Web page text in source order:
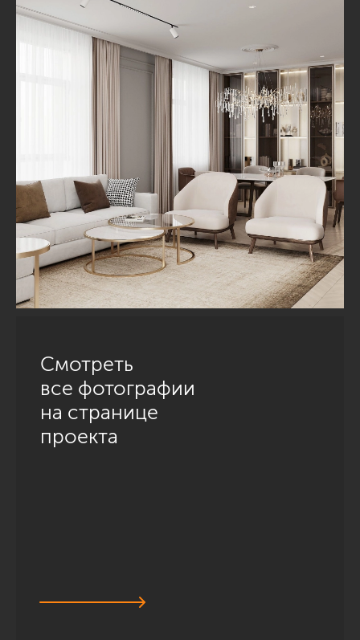
Смотреть
все фотографии
на странице
проекта